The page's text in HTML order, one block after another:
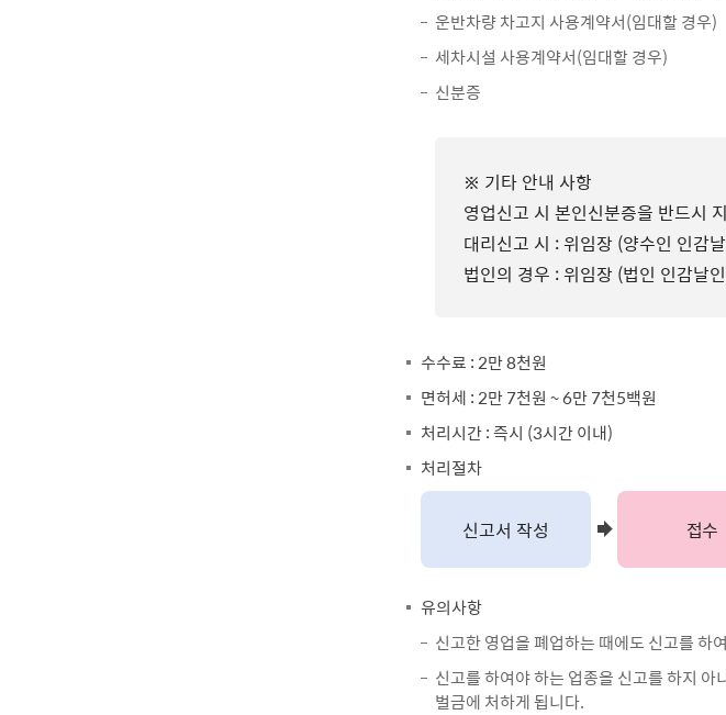
운반차량 차고지 사용계약서(임대할 경우)
세차시설 사용계약서(임대할 경우)
신분증
※ 기타 안내 사항
영업신고 시 본인신분증을 반드시
대리신고 시 : 위임장 (양수인 인감
법인의 경우 : 위임장 (법인 인감날
수수료 : 2만 8천원
면허세 : 2만 7천원 ~ 6만 7천5백원
처리시간 : 즉시 (3시간 이내)
처리절차
신고서 작성 접수
유의사항
신고한 영업을 폐업하는 때에도 신고를 하
신고를 하여야 하는 업종을 신고를 하지 아
벌금에 처하게 됩니다.